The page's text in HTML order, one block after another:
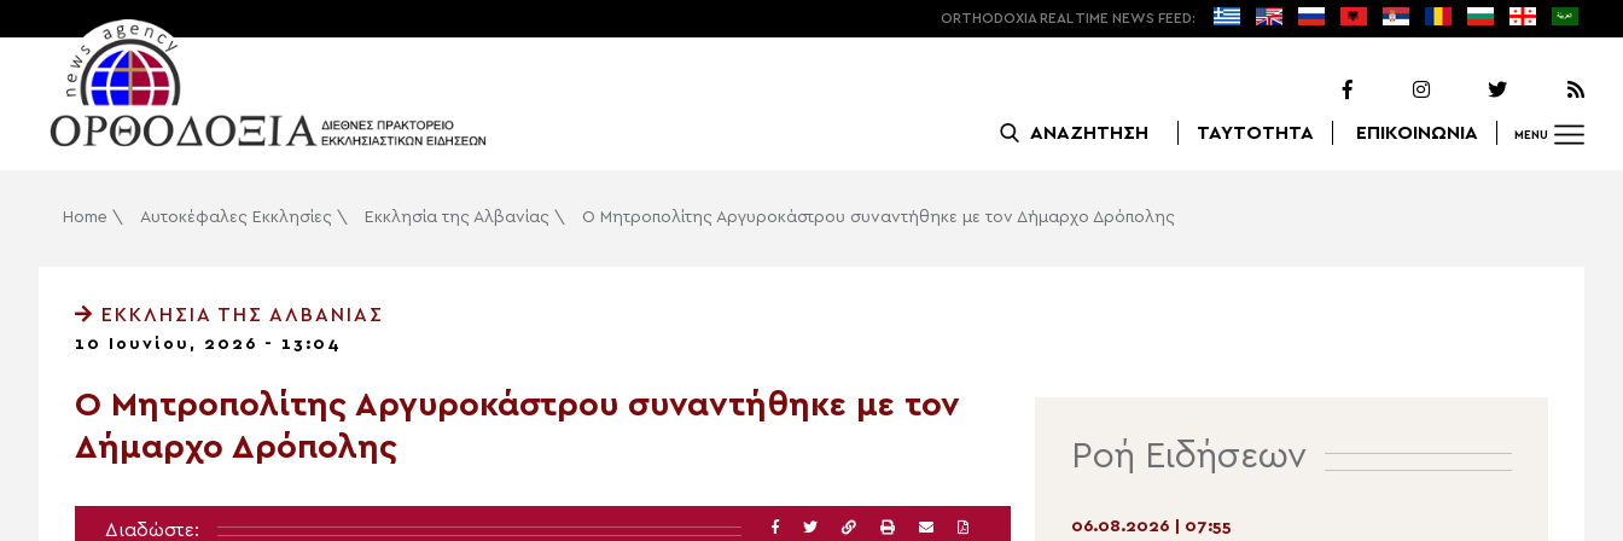
ORTHODOXIA REAL TIME NEWS FEED:
ΑΝΑΖΗΤΗΣΗ ΤΑΥΤΟΤΗΤΑ ΕΠΙΚΟΙΝΩΝΙΑ MENU
Home \ Αυτοκέφαλες Εκκλησίες \ Εκκλησία της Αλβανίας \ Ο Μητροπολίτης Αργυροκάστρου συναντήθηκε με τον Δήμαρχο Δρόπολης
ΕΚΚΛΗΣΊΑ ΤΗΣ ΑΛΒΑΝΊΑΣ
10 Ιουνίου, 2026 - 13:04
Ο Μητροπολίτης Αργυροκάστρου συναντήθηκε με τον
Δήμαρχο Δρόπολης
Διαδώστε:
Ροή Ειδήσεων
05.08.2026 | 14:48 06.08.2026 | 07:55